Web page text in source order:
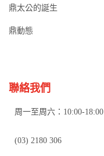
鼎太公的誕生
鼎動態
聯絡我們
周一至周六：10:00-18:00
(03) 2180 306